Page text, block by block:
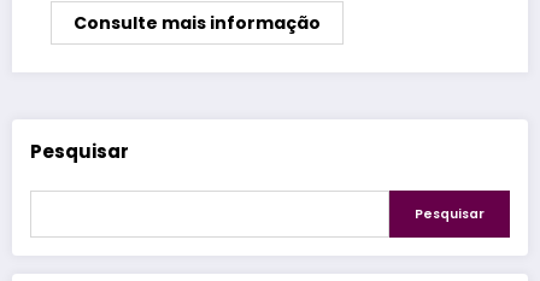
Consulte mais informação
Pesquisar
Pesquisar